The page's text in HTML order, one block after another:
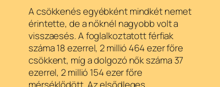
A csökkenés egyébként mindkét nemet
érintette, de a nőknél nagyobb volt a
visszaesés. A foglalkoztatott férfiak
száma 18 ezerrel, 2 millió 464 ezer főre
csökkent, míg a dolgozó nők száma 37
ezerrel, 2 millió 154 ezer főre
mérséklődött. Az elsődleges